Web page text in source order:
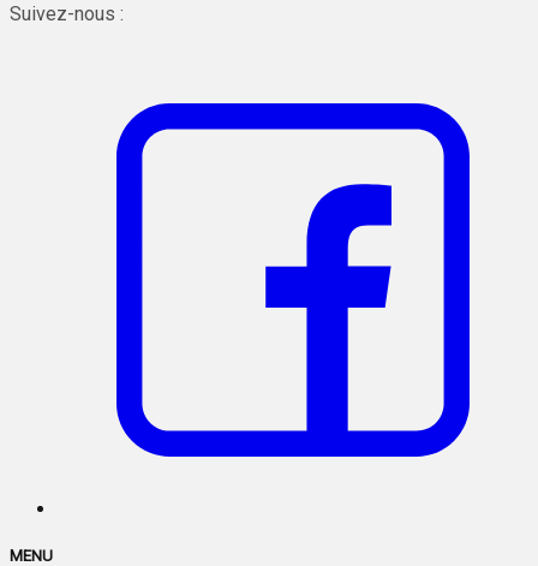
Suivez-nous :
MENU